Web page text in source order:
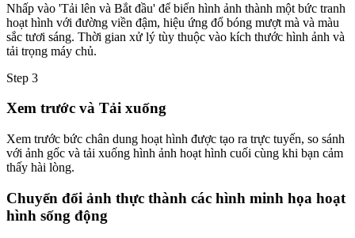
Nhấp vào 'Tải lên và Bắt đầu' để biến hình ảnh thành một bức tranh
hoạt hình với đường viền đậm, hiệu ứng đổ bóng mượt mà và màu
sắc tươi sáng. Thời gian xử lý tùy thuộc vào kích thước hình ảnh và
tải trọng máy chủ.
Step 3
Xem trước và Tải xuống
Xem trước bức chân dung hoạt hình được tạo ra trực tuyến, so sánh
với ảnh gốc và tải xuống hình ảnh hoạt hình cuối cùng khi bạn cảm
thấy hài lòng.
Chuyển đổi ảnh thực thành các hình minh họa hoạt
hình sống động